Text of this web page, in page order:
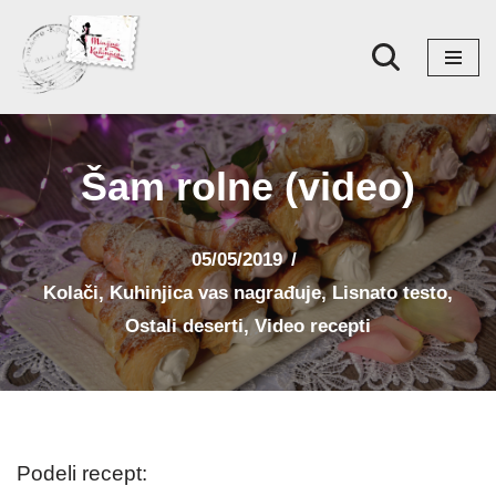
Skoči
na
sadržaj
Šam rolne (video)
05/05/2019
Kolači,Kuhinjica vas nagrađuje, Lisnato testo,
Ostali deserti,Video recepti
Podeli recept: